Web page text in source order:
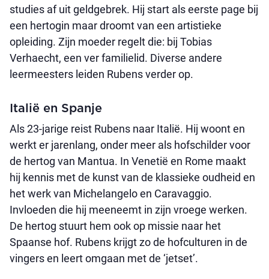
studies af uit geldgebrek. Hij start als eerste page bij
een hertogin maar droomt van een artistieke
opleiding. Zijn moeder regelt die: bij Tobias
Verhaecht, een ver familielid. Diverse andere
leermeesters leiden Rubens verder op.
Italië en Spanje
Als 23-jarige reist Rubens naar Italië. Hij woont en
werkt er jarenlang, onder meer als hofschilder voor
de hertog van Mantua. In Venetië en Rome maakt
hij kennis met de kunst van de klassieke oudheid en
het werk van Michelangelo en Caravaggio.
Invloeden die hij meeneemt in zijn vroege werken.
De hertog stuurt hem ook op missie naar het
Spaanse hof. Rubens krijgt zo de hofculturen in de
vingers en leert omgaan met de ‘jetset’.